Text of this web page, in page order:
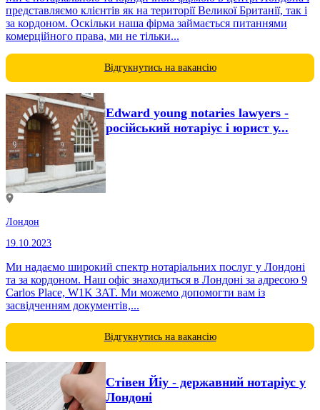
представляємо клієнтів як на території Великої Британії, так і
за кордоном. Оскільки наша фірма займається питаннями
комерційного права, ми не тільки...
Відгукнутись на вакансію
Edward young notaries lawyers -
російський нотаріус і юрист у...
Лондон
19.10.2023
Ми надаємо широкий спектр нотаріальних послуг у Лондоні
та за кордоном. Наш офіс знаходиться в Лондоні за адресою 9
Carlos Place, W1K 3AT. Ми можемо допомогти вам із
засвідченням документів,...
Відгукнутись на вакансію
Стівен Йіу - державний нотаріус у
Лондоні